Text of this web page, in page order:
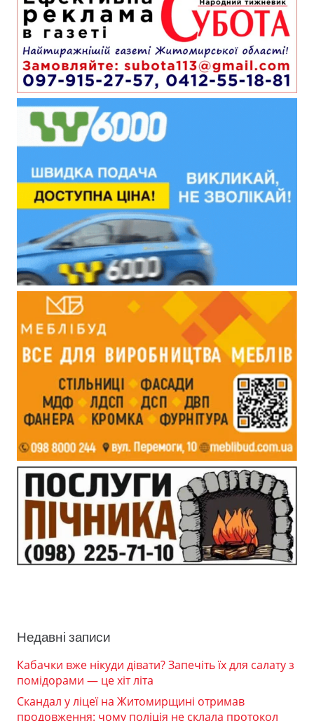
Недавні записи
Кабачки вже нікуди дівати? Запечіть їх для салату з
помідорами — це хіт літа
Скандал у ліцеї на Житомирщині отримав
продовження: чому поліція не склала протокол